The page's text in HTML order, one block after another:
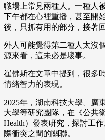
職場上常見兩種人。一種人
下午都在心裡重播，甚至開
後，只抓有用的部分，接著
外人可能覺得第二種人太沒
源來看，這未必是壞事。
崔佛斯在文章中提到，很多
情緒智力的表現。
2025年，湖南科技大學、廣
大學等研究團隊，在《公共
Health）發表研究，探討工
際衝突之間的關聯。